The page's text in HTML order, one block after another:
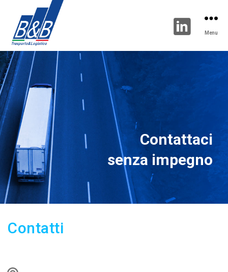
Menu
Contattaci
senza impegno
Contatti